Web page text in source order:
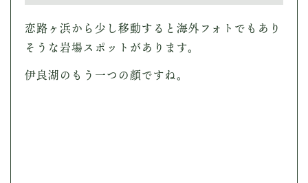
恋路ヶ浜から少し移動すると海外フォトでもあり
そうな岩場スポットがあります。
伊良湖のもう一つの顔ですね。